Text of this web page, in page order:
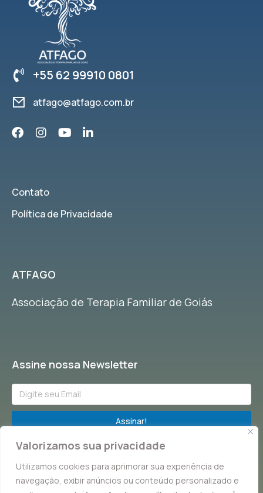
Valorizamos sua privacidade
Utilizamos cookies para aprimorar sua experiência de
navegação, exibir anúncios ou conteúdo personalizado e
+55 62 99910 0801
atfago@atfago.com.br
Contato
Política de Privacidade
ATFAGO
Associação de Terapia Familiar de Goiás
Assine nossa Newsletter
Assinar!
Fique por dentro de tudo que acontece na Terapia Familiar!